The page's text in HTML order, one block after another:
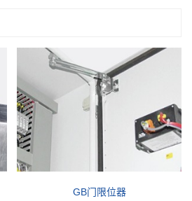
GB门限位器